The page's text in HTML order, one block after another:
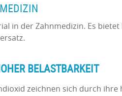
in der Zahnmedizin. Es
BELASTBARKEIT
zeichnen sich durch ihre